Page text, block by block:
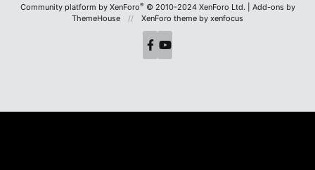
Community platform by XenForo® © 2010-2024 XenForo Ltd.
Add-ons by
ThemeHouse
XenForo theme by xenfocus